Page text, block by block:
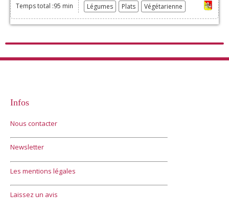
Temps total :95 min Légumes Plats Végétarienne
Infos
Nous contacter
Newsletter
Les mentions légales
Laissez un avis